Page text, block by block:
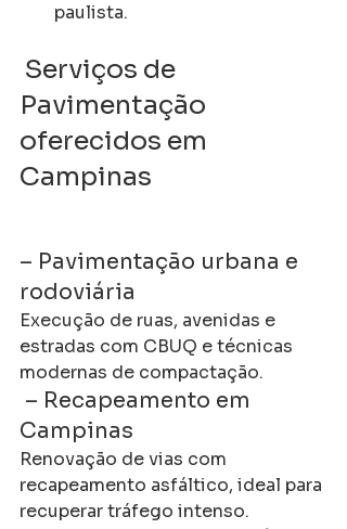
paulista.
Pavimentação
oferecidos em
Campinas
– Pavimentação urbana e
rodoviária
Execução de ruas, avenidas e
estradas com CBUQ e técnicas
modernas de compactação.
Campinas
Renovação de vias com
recapeamento asfáltico, ideal para
recuperar tráfego intenso.